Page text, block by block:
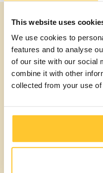
This website uses
We use cookies to
features and to analyse
of our site with our social
combine it with other
collected from your use
The
smile
creëren van merken;
ervaringen die